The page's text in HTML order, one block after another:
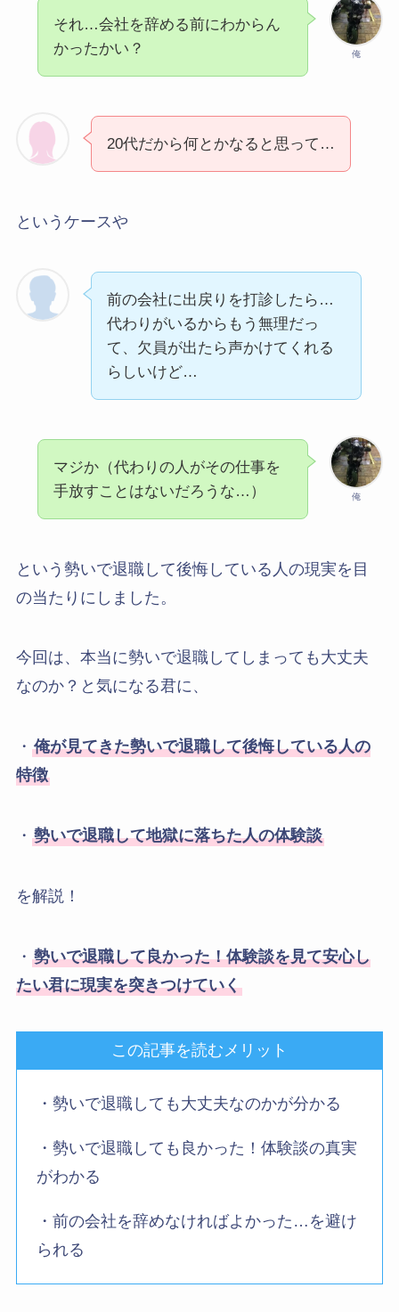
俺
それ…会社を辞める前にわからん
かったかい？
20代だから何とかなると思って…
というケースや
前の会社に出戻りを打診したら…
代わりがいるからもう無理だっ
て、欠員が出たら声かけてくれる
らしいけど…
俺
マジか（代わりの人がその仕事を
手放すことはないだろうな…）
という勢いで退職して後悔している人の現実を目
の当たりにしました。
今回は、本当に勢いで退職してしまっても大丈夫
なのか？と気になる君に、
・ 俺が見てきた勢いで退職して後悔している人の
特徴
・ 勢いで退職して地獄に落ちた人の体験談
を解説！
・ 勢いで退職して良かった！体験談を見て安心し
たい君に現実を突きつけていく
この記事を読むメリット
・勢いで退職しても大丈夫なのかが分かる
・勢いで退職しても良かった！体験談の真実
がわかる
・前の会社を辞めなければよかった…を避け
られる